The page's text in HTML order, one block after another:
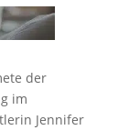
der
im
Jennifer